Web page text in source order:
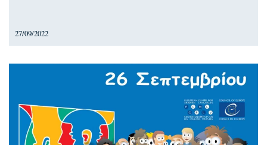
27/09/2022